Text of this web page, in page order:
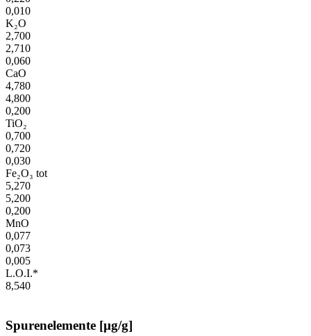
0,010
K₂O
2,700
2,710
0,060
CaO
4,780
4,800
0,200
TiO₂
0,700
0,720
0,030
Fe₂O₃ tot
5,270
5,200
0,200
MnO
0,077
0,073
0,005
L.O.I.*
8,540
Spurenelemente [µg/g]